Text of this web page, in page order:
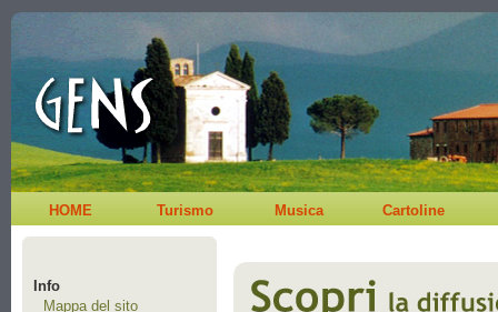
HOME Turismo Musica Cartoline
Info
Mappa del sito